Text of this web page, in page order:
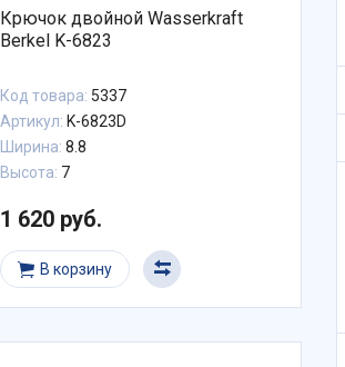
Крючок двойной Wasserkraft
Berkel K-6823
Код товара: 5337
Артикул: K-6823D
Ширина: 8.8
Высота: 7
1 620 руб.
В корзину